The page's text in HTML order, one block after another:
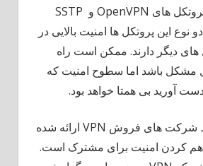
خواهد بود اگر از پروتکل های OpenVPN و SSTP
نوع این پروتکل ها امنیت بالایی در
های دیگر دارند. ممکن است راه
مشکل باشد اما سطوح امنیت که
آورید بی همتا خواهد بود.
اثر تونل که توسط شرکت های فروش VPN ارائه شده
کردن امنیت برای مشترک است.